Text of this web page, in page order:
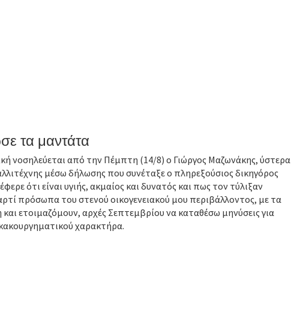
τα μαντάτα
νοσηλεύεται από την Πέμπτη (14/8) ο Γιώργος Μαζωνάκης, ύστερα
μέσω δήλωσης που συνέταξε ο πληρεξούσιος δικηγόρος
ότι είναι υγιής, ακμαίος και δυνατός και πως τον τύλιξαν
πρόσωπα του στενού οικογενειακού μου περιβάλλοντος, με τα
και ετοιμαζόμουν, αρχές Σεπτεμβρίου να καταθέσω μηνύσεις για
χαρακτήρα.